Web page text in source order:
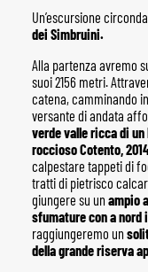
Un’escursione
dei Simbruini.
Alla partenza avremo
suoi 2156 metri.
catena, camminando
versante di andata
verde valle ricca di
roccioso Cotento,
calpestare tappeti di
tratti di pietrisco
giungere su un ampio
sfumature con a nord
raggiungeremo un
della grande riserva